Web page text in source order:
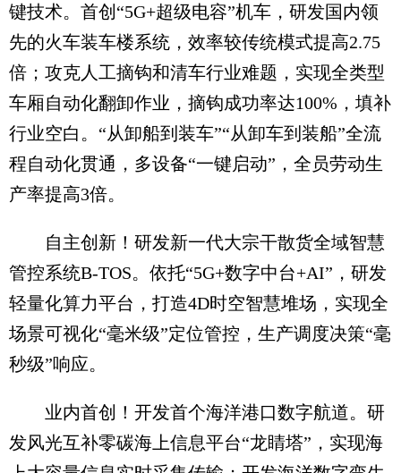
键技术。首创“5G+超级电容”机车，研发国内领
先的火车装车楼系统，效率较传统模式提高2.75
倍；攻克人工摘钩和清车行业难题，实现全类型
车厢自动化翻卸作业，摘钩成功率达100%，填补
行业空白。“从卸船到装车”“从卸车到装船”全流
程自动化贯通，多设备“一键启动”，全员劳动生
产率提高3倍。
自主创新！研发新一代大宗干散货全域智慧
管控系统B-TOS。依托“5G+数字中台+AI”，研发
轻量化算力平台，打造4D时空智慧堆场，实现全
场景可视化“毫米级”定位管控，生产调度决策“毫
秒级”响应。
业内首创！开发首个海洋港口数字航道。研
发风光互补零碳海上信息平台“龙睛塔”，实现海